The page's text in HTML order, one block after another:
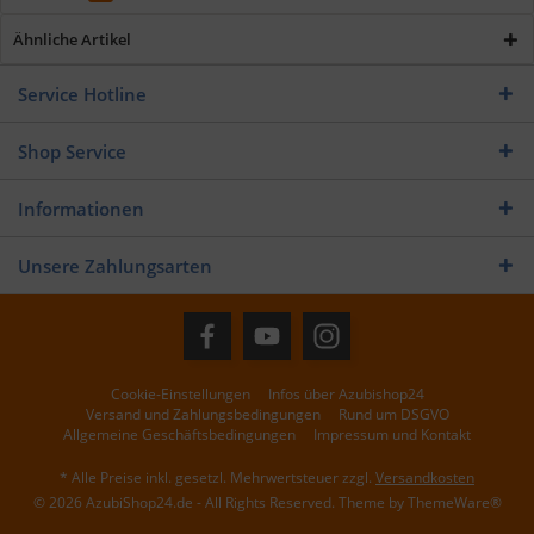
Ähnliche Artikel
Service Hotline
Shop Service
Informationen
Unsere Zahlungsarten
Cookie-Einstellungen
Infos über Azubishop24
Versand und Zahlungsbedingungen
Rund um DSGVO
Allgemeine Geschäftsbedingungen
Impressum und Kontakt
* Alle Preise inkl. gesetzl. Mehrwertsteuer zzgl. Versandkosten
© 2026 AzubiShop24.de - All Rights Reserved. Theme byThemeWare®